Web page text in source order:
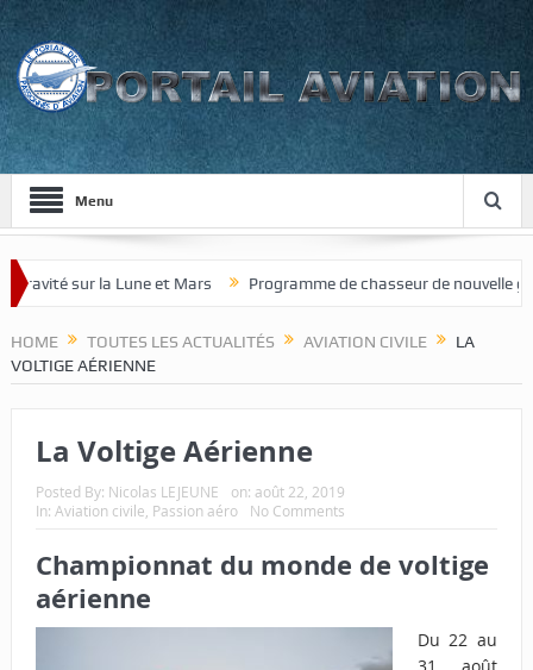
Menu
Lune et Mars Programme de chasseur de nouvelle génération pour
HOME TOUTES LES ACTUALITÉS AVIATION CIVILE
LA
VOLTIGE AÉRIENNE
La Voltige Aérienne
Posted By: Nicolas LEJEUNE on: août 22, 2019
In: Aviation civile Passion aéro No Comments
Championnat du monde de voltige
aérienne
Du 22 au